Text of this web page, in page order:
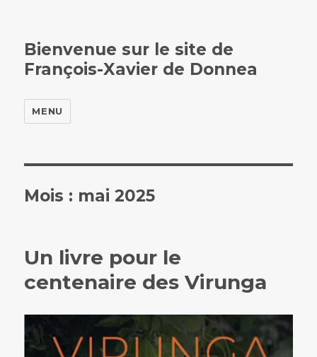
Bienvenue sur le site de
François-Xavier de Donnea
MENU
Mois : mai 2025
Un livre pour le
centenaire des Virunga